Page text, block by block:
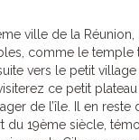
ville de la Réunion,
comme le temple
vers le petit village
ce petit
de l’île. Il en reste
du 19ème siècle,